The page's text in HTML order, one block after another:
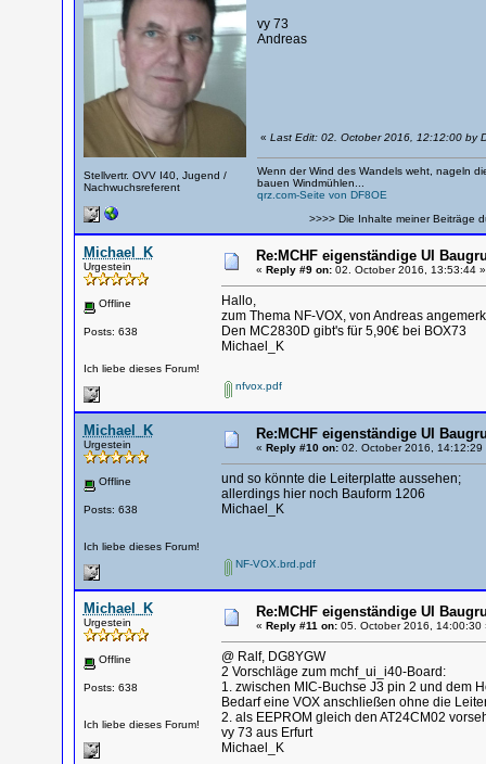
Stellvertr. OVV I40, Jugend /
Nachwuchsreferent
vy 73
Andreas
« Last Edit: 02. October 2016, 12:12:00 by
Wenn der Wind des Wandels weht, nageln
bauen Windmühlen...
qrz.com-Seite von DF8OE
>>>> Die Inhalte meiner Beiträge
Michael_K
Urgestein
Offline
Posts: 638
Ich liebe dieses Forum!
Re:MCHF eigenständige UI
« Reply #9 on:02. October 2016, 13:53:44 »
Hallo,
zum Thema NF-VOX, von Andreas
Den MC2830D gibt's für 5,90€ bei BOX73
Michael_K
nfvox.pdf
Michael_K
Urgestein
Offline
Posts: 638
Ich liebe dieses Forum!
Re:MCHF eigenständige UI
« Reply #10 on:02. October 2016, 14:12:29
und so könnte die Leiterplatte aussehen;
allerdings hier noch Bauform 1206
Michael_K
NF-VOX.brd.pdf
Michael_K
Urgestein
Offline
Posts: 638
Ich liebe dieses Forum!
Re:MCHF eigenständige UI
« Reply #11 on:05. October 2016, 14:00:30
@ Ralf, DG8YGW
2 Vorschläge zum mchf_ui_i40-Board:
1. zwischen MIC-Buchse J3 pin 2 und dem
Bedarf eine VOX anschließen ohne die
2. als EEPROM gleich den AT24CM02
vy 73 aus Erfurt
Michael_K